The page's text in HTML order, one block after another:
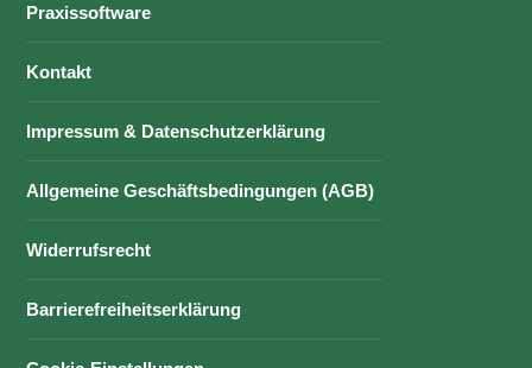
Praxissoftware
Kontakt
Impressum & Datenschutzerklärung
Allgemeine Geschäftsbedingungen (AGB)
Widerrufsrecht
Barrierefreiheitserklärung